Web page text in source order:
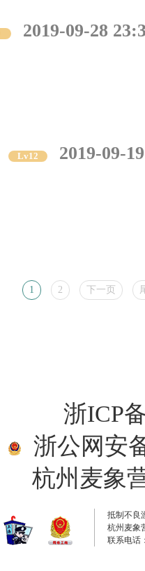
2019-09-28
Lv12
2019-09-
1 2 下一页
浙ICP
浙公网安
杭州麦象
抵制不良
杭州麦象
联系电话